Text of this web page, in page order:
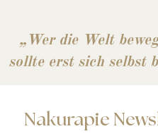
„Wer die Welt
sollte erst sich selbst
Nakurapie